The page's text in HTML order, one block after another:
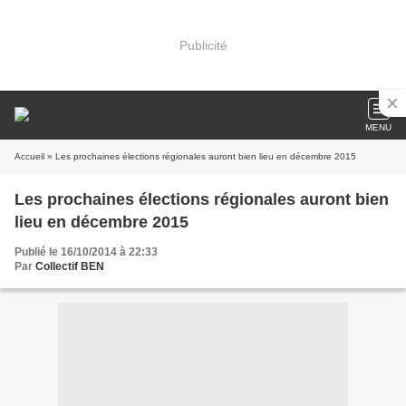
Publicité
MENU
Accueil » Les prochaines élections régionales auront bien lieu en décembre 2015
Les prochaines élections régionales auront bien
lieu en décembre 2015
Publié le 16/10/2014 à 22:33
Par Collectif BEN